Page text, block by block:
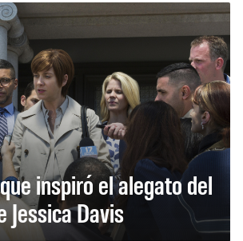
inspiró el alegato del
Jessica Davis